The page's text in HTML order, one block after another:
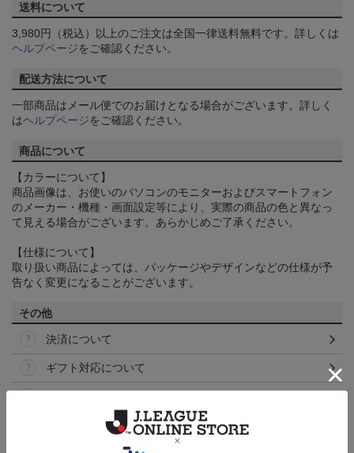
送料について
3,980円（税込）以上のご注文は全国一律送料無料です。詳しくは
ヘルプページをご確認ください。
配送方法について
一部商品はメール便でのお届けとなる場合がございます。詳しく
はヘルプページをご確認ください。
商品について
【カラーについて】
商品画像は、お使いのパソコンのモニターおよびスマートフォン
のメーカー・機種・画面設定等により、実際の商品の色と異なっ
て見える場合がございます。あらかじめご了承ください。
【仕様について】
取り扱い商品によっては、パッケージやデザインなどの仕様が予
告なく変更になることがございます。
その他
決済について
ギフト対応について